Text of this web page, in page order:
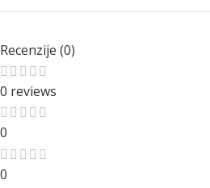
Recenzije (0)
0 reviews
0
0